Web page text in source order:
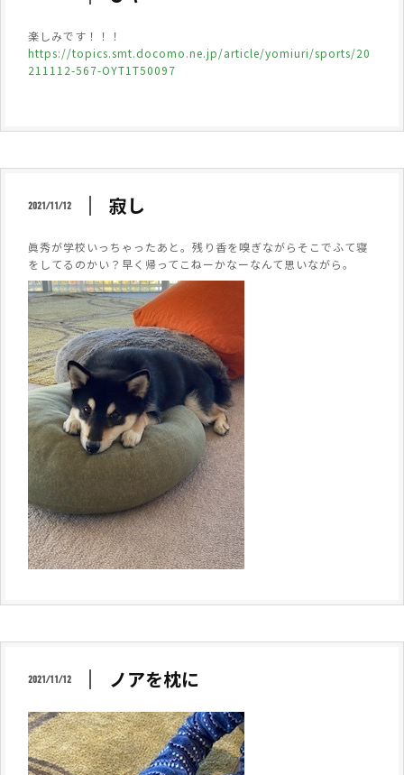
楽しみです！！！
https://topics.smt.docomo.ne.jp/article/yomiuri/sports/20
211112-567-OYT1T50097
2021/11/12 寂し
眞秀が学校いっちゃったあと。残り香を嗅ぎながらそこでふて寝
をしてるのかい？早く帰ってこねーかなーなんて思いながら。
2021/11/12 ノアを枕に